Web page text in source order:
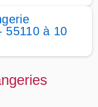
55110 à 10